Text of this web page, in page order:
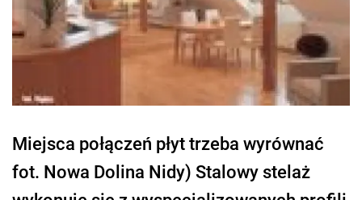
Miejsca połączeń płyt trzeba wyrównać
fot. Nowa Dolina Nidy) Stalowy stelaż